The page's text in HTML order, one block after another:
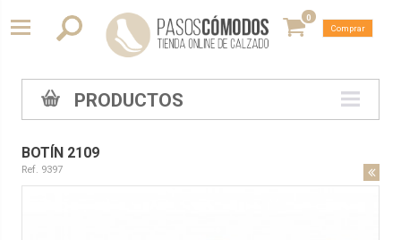
0
Comprar
PRODUCTOS
BOTÍN 2109
Ref. 9397